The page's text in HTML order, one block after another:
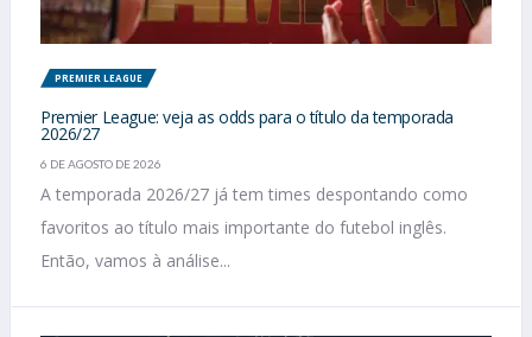
PREMIER LEAGUE
Premier League: veja as odds para o título da temporada
2026/27
6 DE AGOSTO DE 2026
A temporada 2026/27 já tem times despontando como
favoritos ao título mais importante do futebol inglês.
Então, vamos à análise...